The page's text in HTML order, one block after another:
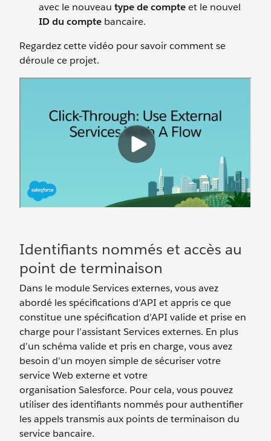
avec le nouveau type de compteet le nouvel
ID du compte bancaire.
Regardez cette vidéo pour savoir comment se
déroule ce projet.
Identifiants nommés et accès au
point de terminaison
Dans le module Services externes, vous avez
abordé les spécifications d’API et appris ce que
constitue une spécification d’API valide et prise en
charge pour l’assistant Services externes. En plus
d’un schéma valide et pris en charge, vous avez
besoin d’un moyen simple de sécuriser votre
service Web externe et votre
organisation Salesforce. Pour cela, vous pouvez
utiliser des identifiants nommés pour authentifier
les appels transmis aux points de terminaison du
service bancaire.